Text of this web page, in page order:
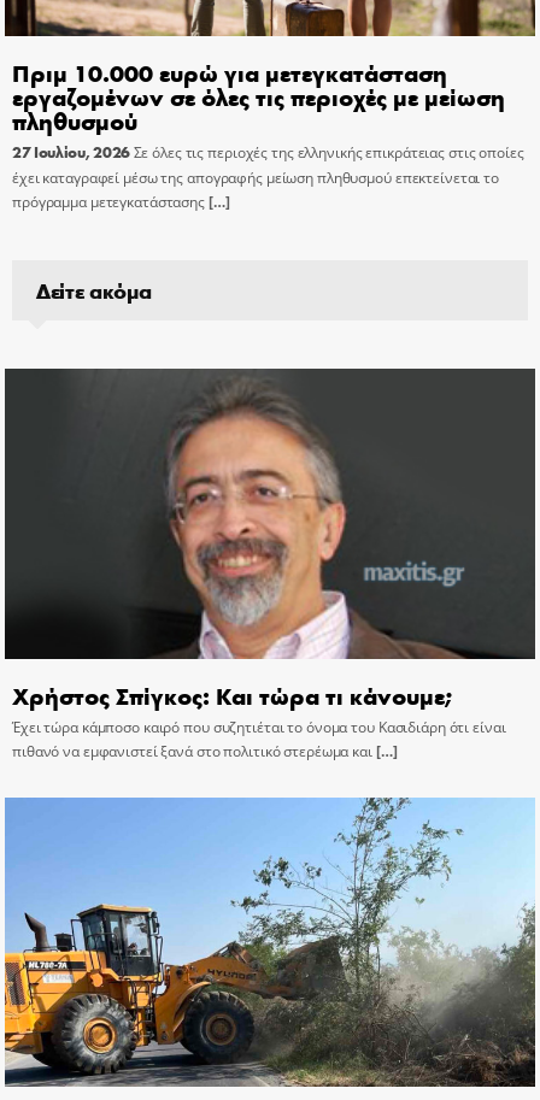
Πριμ 10.000 ευρώ για μετεγκατάσταση
εργαζομένων σε όλες τις περιοχές με μείωση
πληθυσμού
27 Ιουλίου, 2026Σε όλες τις περιοχές της ελληνικής επικράτειας στις οποίες
έχει καταγραφεί μέσω της απογραφής μείωση πληθυσμού επεκτείνεται το
πρόγραμμα μετεγκατάστασης[…]
Δείτε ακόμα
Χρήστος Σπίγκος: Και τώρα τι κάνουμε;
Έχει τώρα κάμποσο καιρό που συζητιέται το όνομα του Κασιδιάρη ότι είναι
πιθανό να εμφανιστεί ξανά στο πολιτικό στερέωμα και[…]